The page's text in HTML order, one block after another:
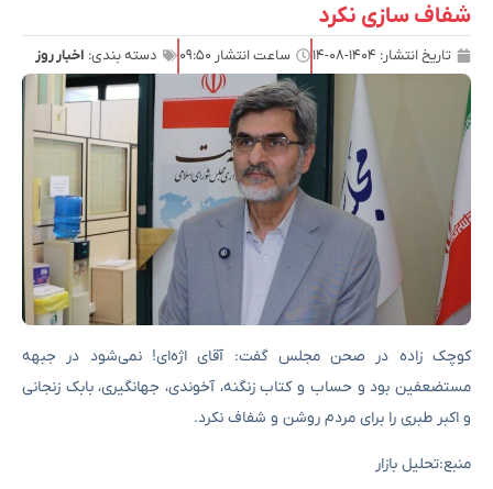
شفاف سازی نکرد
تاریخ انتشار: ۱۴۰۴-۰۸-۱۴ ساعت انتشار ۰۹:۵۰ دسته بندی: اخبار روز
کوچک زاده در صحن مجلس گفت: آقای اژه‌ای! نمی‌شود در جبهه
مستضعفین بود و حساب و کتاب زنگنه، آخوندی، جهانگیری، بابک زنجانی
و اکبر طبری را برای مردم روشن و شفاف نکرد.
منبع:تحلیل بازار